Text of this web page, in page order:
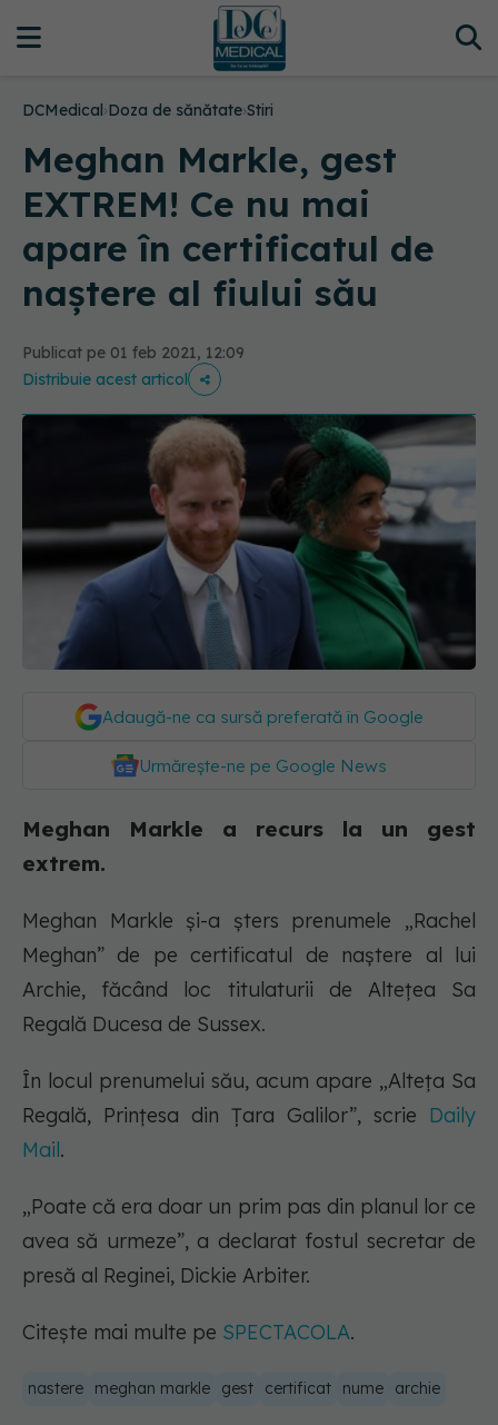
DCMedical›Doza de sănătate›Stiri
Meghan Markle, gest
EXTREM! Ce nu mai
apare în certificatul de
naștere al fiului său
Publicat pe 01 feb 2021, 12:09
Distribuie acest articol
Adaugă-ne ca sursă preferată în Google
Urmărește-ne pe Google News
Meghan Markle a recurs la un gest
extrem.
Meghan Markle și-a șters prenumele „Rachel
Meghan” de pe certificatul de naștere al lui
Archie, făcând loc titulaturii de Altețea Sa
Regală Ducesa de Sussex.
În locul prenumelui său, acum apare „Alteța Sa
Regală, Prințesa din Țara Galilor”, scrie Daily
Mail.
„Poate că era doar un prim pas din planul lor ce
avea să urmeze”, a declarat fostul secretar de
presă al Reginei, Dickie Arbiter.
Citește mai multe pe SPECTACOLA.
nastere meghan markle gest certificat nume archie